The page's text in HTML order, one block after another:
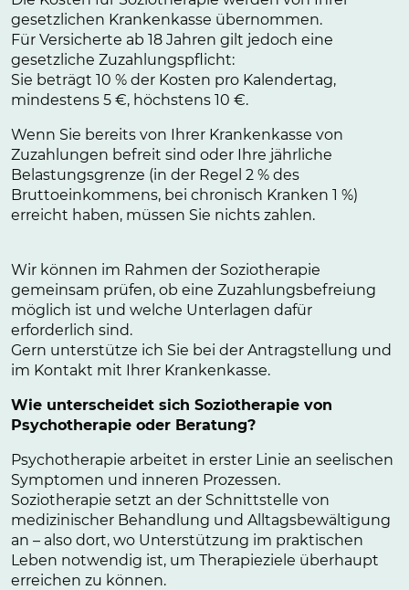
gesetzlichen Krankenkasse übernommen.
Für Versicherte ab 18 Jahren gilt jedoch eine
gesetzliche Zuzahlungspflicht:
Sie beträgt 10 % der Kosten pro Kalendertag,
mindestens 5 €, höchstens 10 €.
Wenn Sie bereits von Ihrer Krankenkasse von
Zuzahlungen befreit sind oder Ihre jährliche
Belastungsgrenze (in der Regel 2 % des
Bruttoeinkommens, bei chronisch Kranken 1 %)
erreicht haben, müssen Sie nichts zahlen.
Wir können im Rahmen der Soziotherapie
gemeinsam prüfen, ob eine Zuzahlungsbefreiung
möglich ist und welche Unterlagen dafür
erforderlich sind.
Gern unterstütze ich Sie bei der Antragstellung und
im Kontakt mit Ihrer Krankenkasse.
Wie unterscheidet sich Soziotherapie von
Psychotherapie oder Beratung?
Psychotherapie arbeitet in erster Linie an seelischen
Symptomen und inneren Prozessen.
Soziotherapie setzt an der Schnittstelle von
medizinischer Behandlung und Alltagsbewältigung
an – also dort, wo Unterstützung im praktischen
Leben notwendig ist, um Therapieziele überhaupt
erreichen zu können.